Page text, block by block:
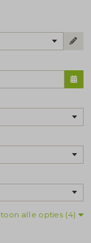
toon alle opties (4)